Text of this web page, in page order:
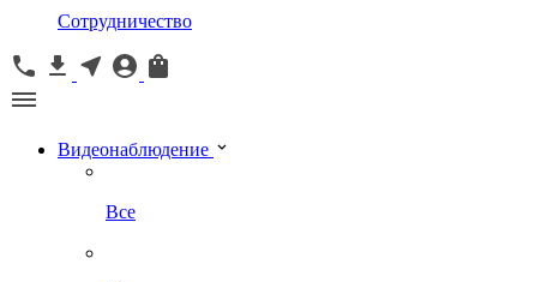
Сотрудничество
Видеонаблюдение
Все